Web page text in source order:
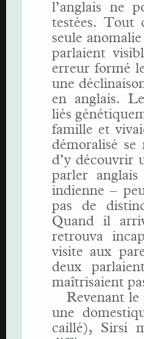
l’anglais ne
testées. Tout
seule
parlaient
erreur formé
une
en anglais.
liés
famille et
démoralisé
d’y découvrir
parler
indienne –
pas de
Quand il
retrouva
visite aux
deux
maîtrisaient
Revenant
une
caillé), Sirsi